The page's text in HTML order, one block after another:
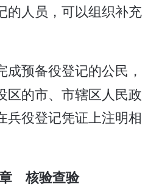
的人员，可以组织补充
成预备役登记的公民，
区的市、市辖区人民政
兵役登记凭证上注明相
核验查验